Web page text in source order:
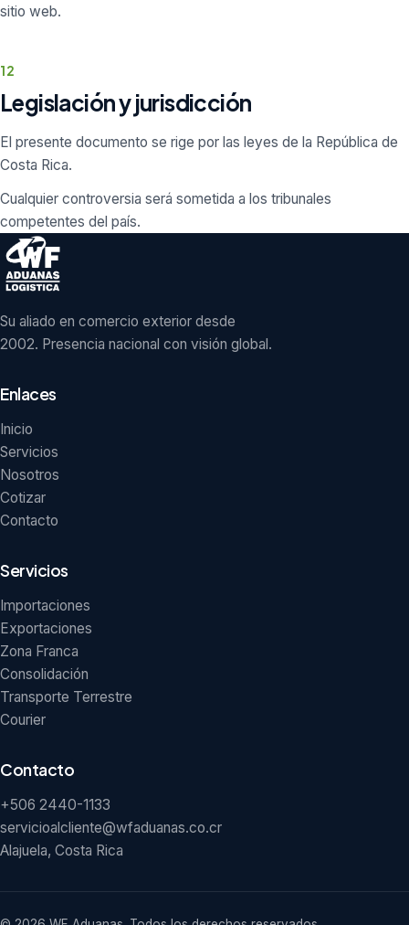
sitio web.
12
Legislación y jurisdicción
El presente documento se rige por las leyes de la República de
Costa Rica.
Cualquier controversia será sometida a los tribunales
competentes del país.
Su aliado en comercio exterior desde
2002. Presencia nacional con visión global.
Enlaces
Inicio
Servicios
Nosotros
Cotizar
Contacto
Servicios
Importaciones
Exportaciones
Zona Franca
Consolidación
Transporte Terrestre
Courier
Contacto
+506 2440-1133
servicioalcliente@wfaduanas.co.cr
Alajuela, Costa Rica